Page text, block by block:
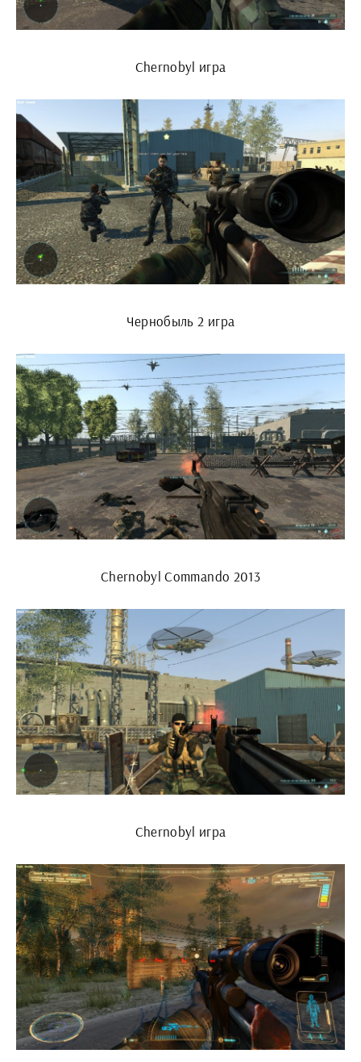
Chernobyl игра
Чернобыль 2 игра
Chernobyl Commando 2013
Chernobyl игра